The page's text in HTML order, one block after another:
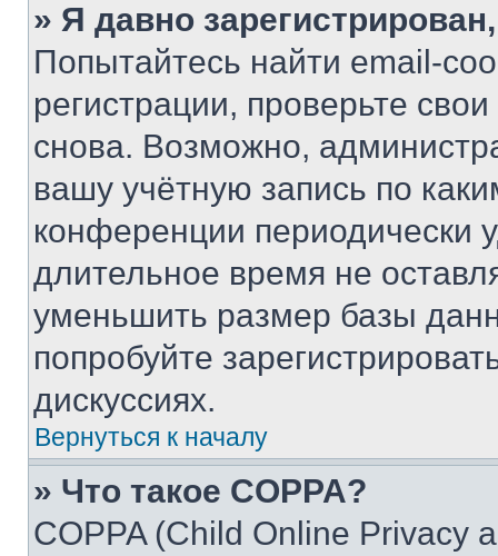
» Я давно
Попытайтесь найти email-
регистрации, проверьте
снова. Возможно,
вашу учётную запись по
конференции периодически
длительное время не
уменьшить размер базы
попробуйте
дискуссиях.
Вернуться к началу
» Что такое COPPA?
COPPA (Child Online Privacy